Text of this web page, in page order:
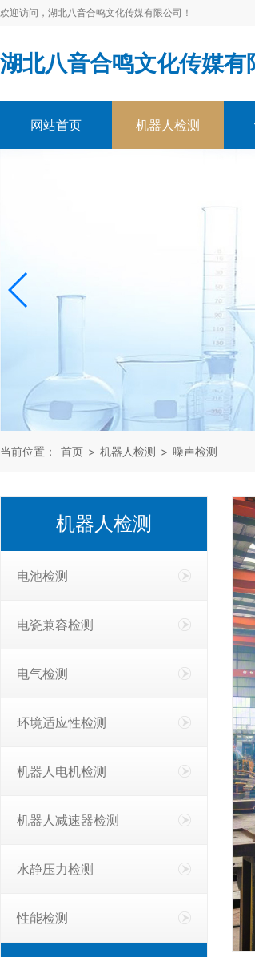
欢迎访问，湖北八音合鸣文化传媒有限公司！
湖北八音合鸣文化传媒有
网站首页 机器人检测
当前位置： 首页 > 机器人检测 > 噪声检测
机器人检测
电池检测
电瓷兼容检测
电气检测
环境适应性检测
机器人电机检测
机器人减速器检测
水静压力检测
性能检测